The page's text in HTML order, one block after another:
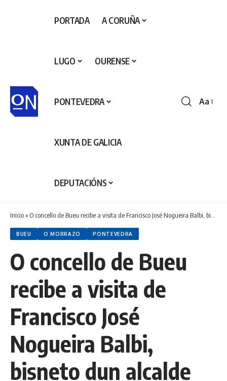
PORTADA A CORUÑA
LUGO OURENSE
PONTEVEDRA
XUNTA DE GALICIA
DEPUTACIÓNS
Aa
Inicio» O concello de Bueu recibe a visita de Francisco José Nogueira Balbi, bisneto dun alcalde de Bueu
BUEU O MORRAZO PONTEVEDRA
O concello de Bueu
recibe a visita de
Francisco José
Nogueira Balbi,
bisneto dun alcalde